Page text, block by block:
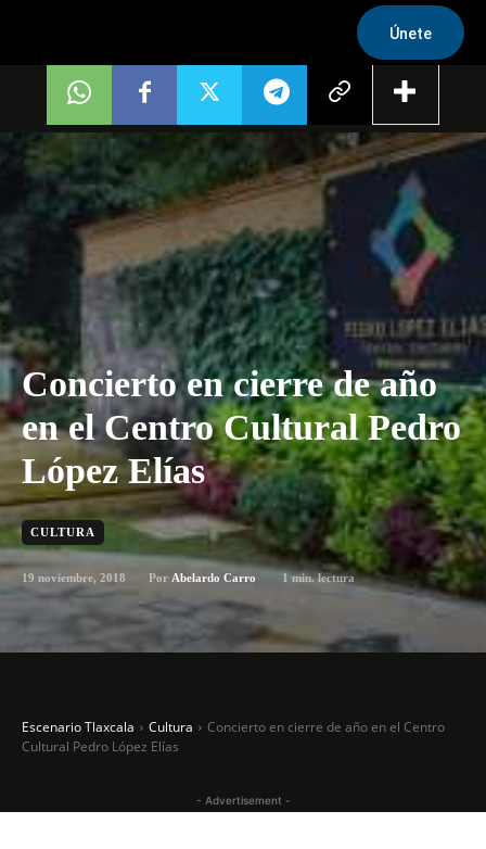
Únete
Concierto en cierre de año
en el Centro Cultural Pedro
López Elías
CULTURA
19 noviembre, 2018 Por Abelardo Carro 1 min. lectura
Escenario Tlaxcala Cultura
Concierto en cierre de año en el Centro
Cultural Pedro López Elías
- Advertisement -